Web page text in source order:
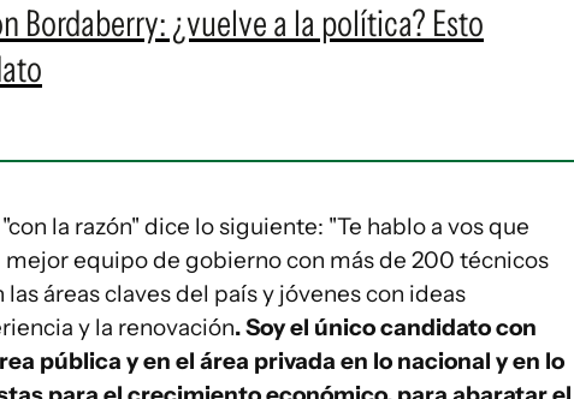
Bordaberry: ¿vuelve a la política? Esto
la razón" dice lo siguiente: "Te hablo a vos que
mejor equipo de gobierno con más de 200 técnicos
áreas claves del país y jóvenes con ideas
y la renovación. Soy el único candidato con
pública y en el área privada en lo nacional y en lo